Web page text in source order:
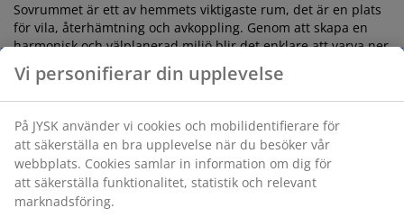
Sovrummet är ett av hemmets viktigaste rum, det är en plats
för vila, återhämtning och avkoppling. Genom att skapa en
harmonisk och välplanerad miljö blir det enklare att varva ner
efter en lång dag och vakna utvilad varje morgon. Oavsett om
du ska inreda ett helt nytt sovrum eller uppdatera ett
befintligt kan små förändringar göra stor skillnad för både
känslan och funktionaliteten.
När du planerar ditt sovrum är det en god idé att utgå från
rummets storlek och dina behov. I mindre sovrum kan smarta
förvaringslösningar och ljusa färger bidra till en luftigare
känsla, medan större rum ger möjlighet att skapa flera olika
Vi personifierar din upplevelse
På JYSK använder vi cookies och mobilidentifierare för
att säkerställa en bra upplevelse när du besöker vår
webbplats. Cookies samlar in information om dig för
att säkerställa funktionalitet, statistik och relevant
marknadsföring.